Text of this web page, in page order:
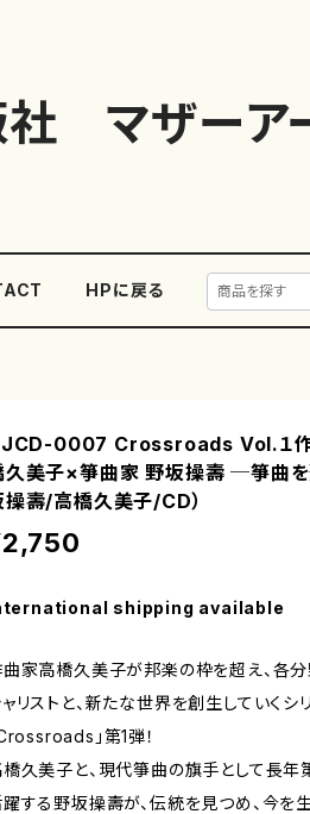
マザーア
HPに戻る
0007 Crossroads Vol.１
久美子×箏曲家 野坂操壽 ─箏曲を
操壽/高橋久美子/CD）
shipping available
曲家高橋久美子が邦楽の枠を超え、各
リストと、新たな世界を創生していくシ
Crossroads」第1弾！
橋久美子と、現代箏曲の旗手として長年
する野坂操壽が、伝統を見つめ、今を